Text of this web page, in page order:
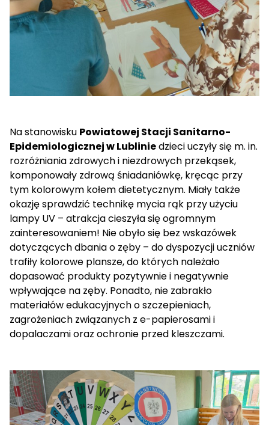
Na stanowisku Powiatowej Stacji Sanitarno-
Epidemiologicznej w Lubliniedzieci uczyły się m. in.
rozróżniania zdrowych i niezdrowych przekąsek,
komponowały zdrową śniadaniówkę, kręcąc przy
tym kolorowym kołem dietetycznym. Miały także
okazję sprawdzić technikę mycia rąk przy użyciu
lampy UV – atrakcja cieszyła się ogromnym
zainteresowaniem! Nie obyło się bez wskazówek
dotyczących dbania o zęby – do dyspozycji uczniów
trafiły kolorowe plansze, do których należało
dopasować produkty pozytywnie i negatywnie
wpływające na zęby. Ponadto, nie zabrakło
materiałów edukacyjnych o szczepieniach,
zagrożeniach związanych z e-papierosami i
dopalaczami oraz ochronie przed kleszczami.